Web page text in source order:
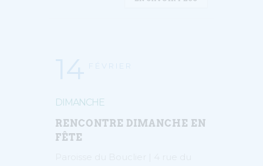
DIMANCHE
RENCONTRE DIMANCHE EN
FÊTE